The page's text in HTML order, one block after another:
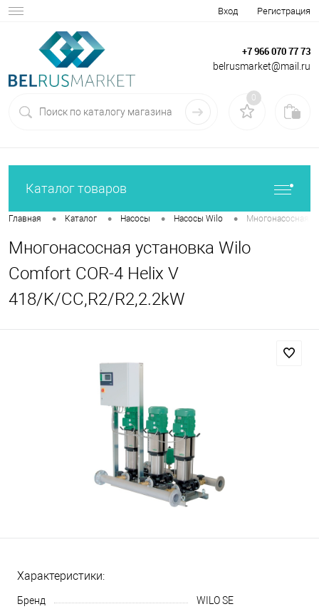
Вход Регистрация
+7 966 070 77 73
belrusmarket@mail.ru
0
Каталог товаров
Главная • Каталог • Насосы • Насосы Wilo • Многонасосная
Многонасосная установка Wilo
Comfort COR-4 Helix V
418/K/CC,R2/R2,2.2kW
Характеристики:
Бренд
WILO SE